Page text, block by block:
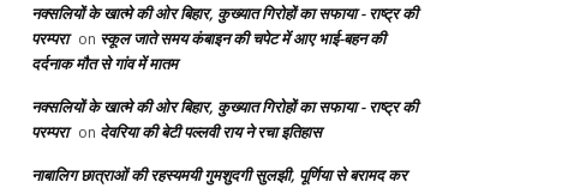
नक्सलियों के खात्मे की ओर बिहार, कुख्यात गिरोहों का सफाया - राष्ट्र की
परम्परा on स्कूल जाते समय कंबाइन की चपेट में आए भाई-बहन की
दर्दनाक मौत से गांव में मातम
नक्सलियों के खात्मे की ओर बिहार, कुख्यात गिरोहों का सफाया - राष्ट्र की
परम्परा on देवरिया की बेटी पल्लवी राय ने रचा इतिहास
नाबालिग छात्राओं की रहस्यमयी गुमशुदगी सुलझी, पूर्णिया से बरामद कर